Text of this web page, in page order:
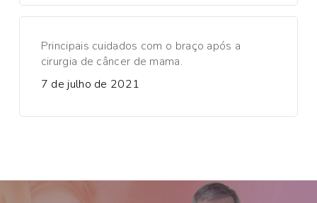
Principais cuidados com o braço após a
cirurgia de câncer de mama.
7 de julho de 2021